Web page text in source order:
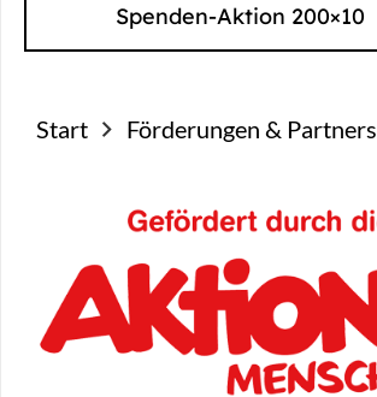
Spenden-Aktion 200×10
Start Förderungen &